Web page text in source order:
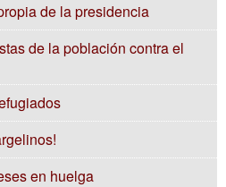
de la presidencia
de la población contra el
en huelga